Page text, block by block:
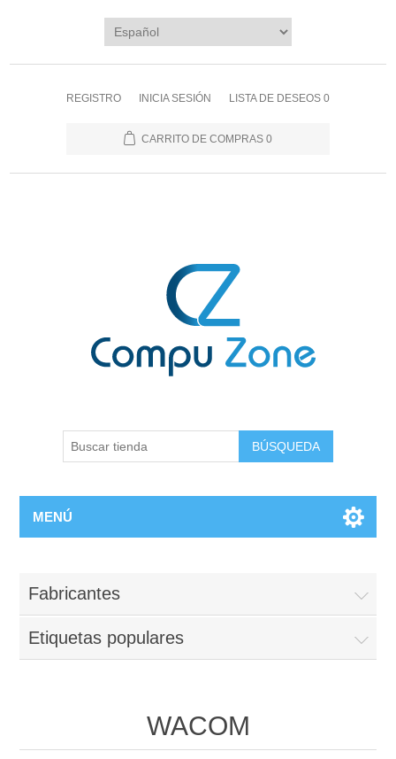
REGISTRO INICIA SESIÓN LISTA DE DESEOS 0
CARRITO DE COMPRAS 0
BÚSQUEDA
MENÚ
Fabricantes
Etiquetas populares
WACOM